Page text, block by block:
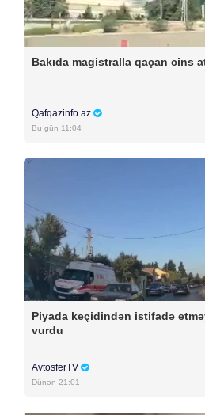
Bakıda magistralla qaçan cins
Qafqazinfo.az
Bu gün 11:04
Piyada keçidindən istifadə
vurdu
AvtosferTV
Dünən 21:01